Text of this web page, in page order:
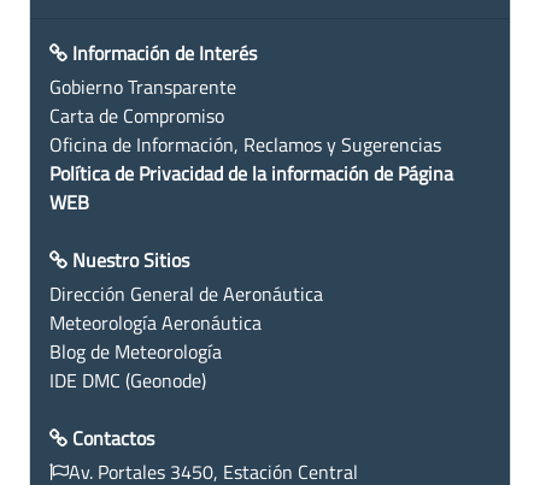
Información de Interés
Gobierno Transparente
Carta de Compromiso
Oficina de Información, Reclamos y Sugerencias
Política de Privacidad de la información de Página
WEB
Nuestro Sitios
Dirección General de Aeronáutica
Meteorología Aeronáutica
Blog de Meteorología
IDE DMC (Geonode)
Contactos
Av. Portales 3450, Estación Central